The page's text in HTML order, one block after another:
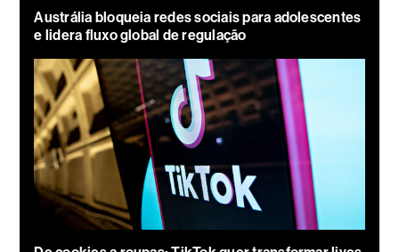
Austrália bloqueia redes sociais para adolescentes
e lidera fluxo global de regulação